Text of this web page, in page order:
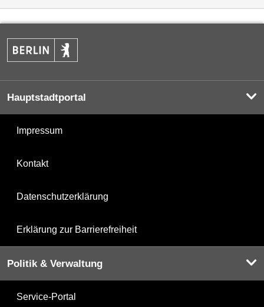
Hauptstadtportal
Impressum
Kontakt
Datenschutzerklärung
Erklärung zur Barrierefreiheit
Politik & Verwaltung
Service-Portal